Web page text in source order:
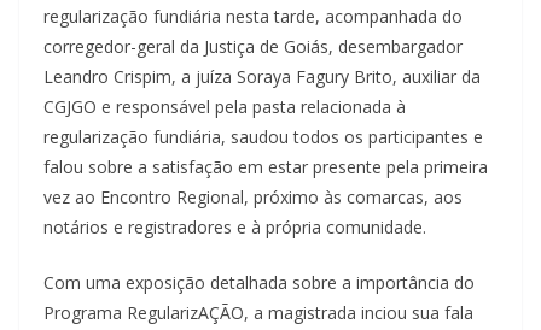
regularização fundiária nesta tarde, acompanhada do
corregedor-geral da Justiça de Goiás, desembargador
Leandro Crispim, a juíza Soraya Fagury Brito, auxiliar da
CGJGO e responsável pela pasta relacionada à
regularização fundiária, saudou todos os participantes e
falou sobre a satisfação em estar presente pela primeira
vez ao Encontro Regional, próximo às comarcas, aos
notários e registradores e à própria comunidade.
Com uma exposição detalhada sobre a importância do
Programa RegularizAÇÃO, a magistrada inciou sua fala